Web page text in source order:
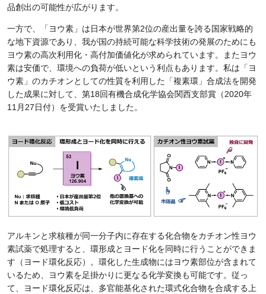
品創出の可能性が広がります。
一方で、「ヨウ素」は日本が世界第2位の産出量を誇る国家戦略的
な地下資源であり、我が国の持続可能な科学技術の発展のためにも
ヨウ素の高次利用化・高付加価値化が求められています。またヨウ
素は安価で、環境への負荷が低いという利点もあります。私は「ヨ
ウ素」のカチオンとしての性質を利用した「複素環」合成法を開発
した成果に対して、第18回有機合成化学協会関西支部賞（2020年
11月27日付）を受賞いたしました。
アルキンと求核種が同一分子内に存在する化合物をカチオン性ヨウ
素試薬で処理すると、環形成とヨード化を同時に行うことができま
す（ヨード環化反応）。環化した生成物にはヨウ素部位が含まれて
いるため、ヨウ素を足掛かりに更なる化学変換も可能です。従っ
て、ヨード環化反応は、多官能基化された環式化合物を合成する上